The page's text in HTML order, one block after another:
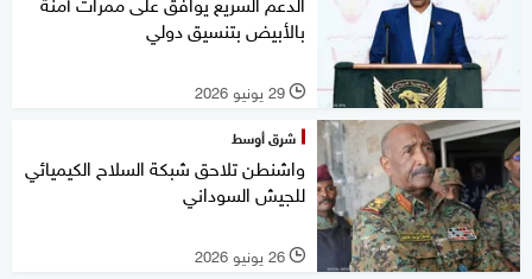
بالأبيض بتنسيق دولي
l 29 يونيو 2026
شرق أوسط
واشنطن تلاحق شبكة السلاح الكيميائي
للجيش السوداني
l 26 يونيو 2026